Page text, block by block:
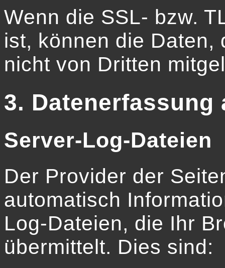
Wenn die SSL- bzw.
ist, können die Daten,
nicht von Dritten
3. Datenerfassung
Server-Log-Dateien
Der Provider der
automatisch
Log-Dateien, die Ihr
übermittelt. Dies sind: